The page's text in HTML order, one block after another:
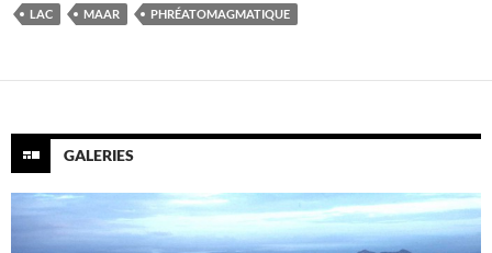
LAC
MAAR PHRÉATOMAGMATIQUE
GALERIES